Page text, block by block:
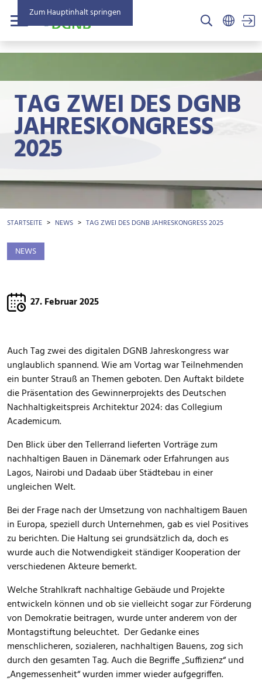
Zum Hauptinhalt springen
Menü
TAG ZWEI DES DGNB
JAHRESKONGRESS
2025
BROTKRÜMEL
STARTSEITE NEWS TAG ZWEI DES DGNB JAHRESKONGRESS 2025
NEWS
27. Februar 2025
Auch Tag zwei des digitalen DGNB Jahreskongress war
unglaublich spannend. Wie am Vortag war Teilnehmenden
ein bunter Strauß an Themen geboten. Den Auftakt bildete
die Präsentation des Gewinnerprojekts des Deutschen
Nachhaltigkeitspreis Architektur 2024: das Collegium
Academicum.
Den Blick über den Tellerrand lieferten Vorträge zum
nachhaltigen Bauen in Dänemark oder Erfahrungen aus
Lagos, Nairobi und Dadaab über Städtebau in einer
ungleichen Welt.
Bei der Frage nach der Umsetzung von nachhaltigem Bauen
in Europa, speziell durch Unternehmen, gab es viel Positives
zu berichten. Die Haltung sei grundsätzlich da, doch es
wurde auch die Notwendigkeit ständiger Kooperation der
verschiedenen Akteure bemerkt.
Welche Strahlkraft nachhaltige Gebäude und Projekte
entwickeln können und ob sie vielleicht sogar zur Förderung
von Demokratie beitragen, wurde unter anderem von der
Montagstiftung beleuchtet. Der Gedanke eines
menschlicheren, sozialeren, nachhaltigen Bauens, zog sich
durch den gesamten Tag. Auch die Begriffe „Suffizienz“ und
„Angemessenheit“ wurden immer wieder aufgegriffen.